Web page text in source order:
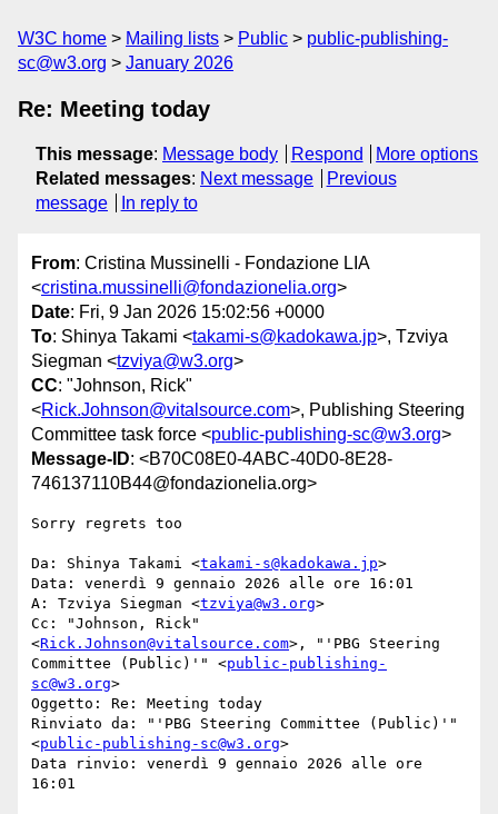
W3C home Mailing lists Public
public-publishing-
sc@w3.org
January 2026
Re: Meeting today
This message: Message body Respond
More options
Related messages: Next message
Previous
message
In reply to
From: Cristina Mussinelli - Fondazione LIA
<cristina.mussinelli@fondazionelia.org>
Date: Fri, 9 Jan 2026 15:02:56 +0000
To: Shinya Takami <takami-s@kadokawa.jp>, Tzviya
Siegman <tzviya@w3.org>
CC: "Johnson, Rick"
<Rick.Johnson@vitalsource.com>, Publishing Steering
Committee task force <public-publishing-sc@w3.org>
Message-ID: <B70C08E0-4ABC-40D0-8E28-
746137110B44@fondazionelia.org>
Sorry regrets too
Da: Shinya Takami <takami-s@kadokawa.jp>
Data: venerdì 9 gennaio 2026 alle ore 16:01
A: Tzviya Siegman <tzviya@w3.org>
Cc: "Johnson, Rick"
<Rick.Johnson@vitalsource.com>, "'PBG Steering
Committee (Public)'" <public-publishing-
sc@w3.org>
Oggetto: Re: Meeting today
Rinviato da: "'PBG Steering Committee (Public)'"
<public-publishing-sc@w3.org>
Data rinvio: venerdì 9 gennaio 2026 alle ore
16:01